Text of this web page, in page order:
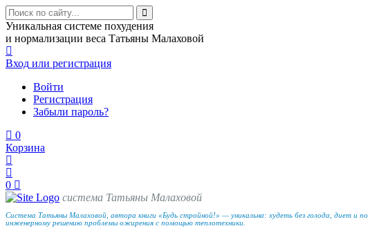
Уникальная системе похудения
и нормализации веса Татьяны Малаховой
Вход или регистрация
Войти
Регистрация
Забыли пароль?
0
Корзина
0
система Татьяны Малаховой
Система Татьяны Малаховой, автора книги «Будь стройной!» — уникальна: худеть без голода, диет
инженерному решению проблемы ожирения с помощью теплотехники.